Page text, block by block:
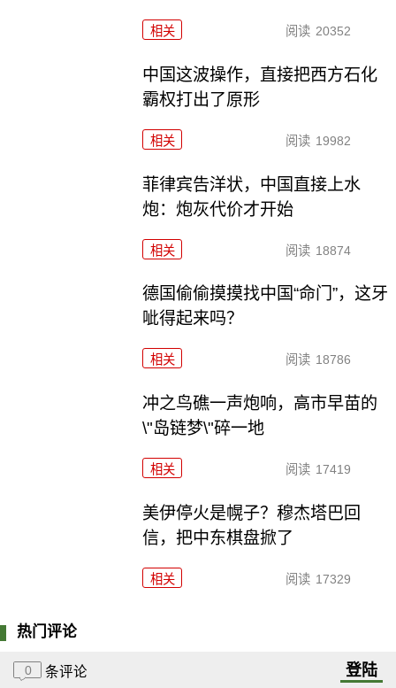
相关 阅读 20352
中国这波操作，直接把西方石化
霸权打出了原形
相关 阅读 19982
菲律宾告洋状，中国直接上水
炮：炮灰代价才开始
相关 阅读 18874
德国偷偷摸摸找中国“命门”，这牙
呲得起来吗？
相关 阅读 18786
冲之鸟礁一声炮响，高市早苗的
\"岛链梦\"碎一地
相关 阅读 17419
美伊停火是幌子？穆杰塔巴回
信，把中东棋盘掀了
相关 阅读 17329
热门评论
0 条评论 登陆